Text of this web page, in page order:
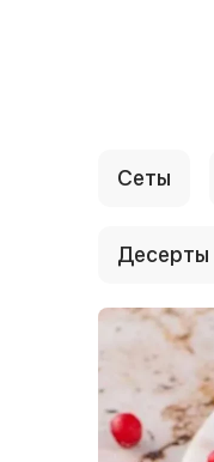
Сеты
Десерты